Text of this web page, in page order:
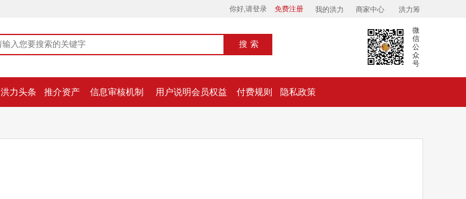
你好,请登录 免费注册 我的洪力 商家中心 洪力筹
搜索
微
信
公
众
号
洪力头条 推介资产 信息审核机制 用户说明会员权益 付费规则 隐私政策